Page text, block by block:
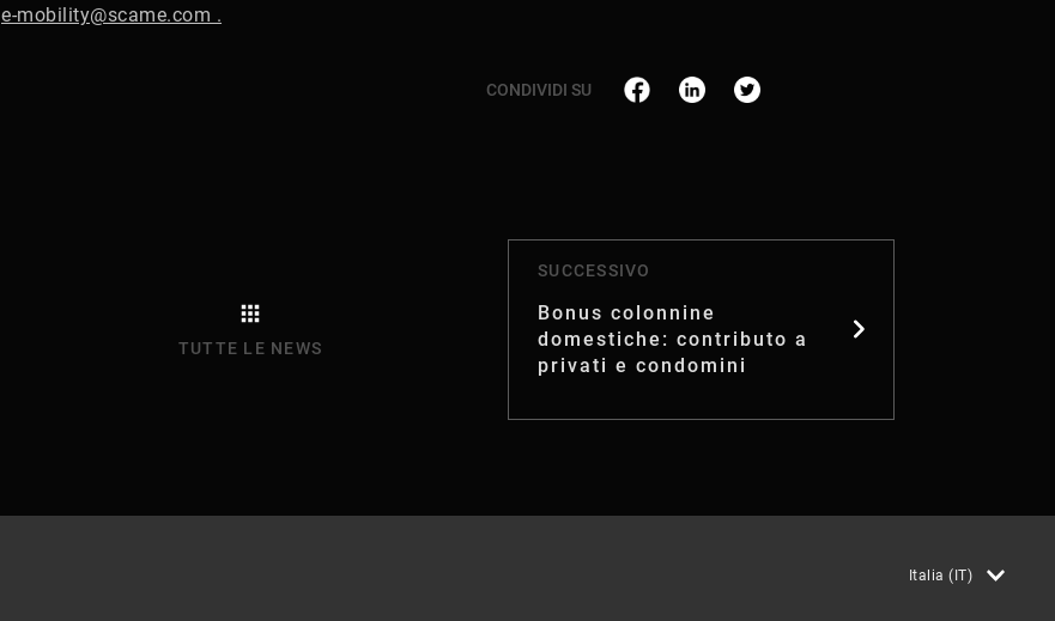
e-mobility@scame.com .
CONDIVIDI SU
TUTTE LE NEWS
SUCCESSIVO
Bonus colonnine
domestiche: contributo a
privati e condomini
Italia (IT)